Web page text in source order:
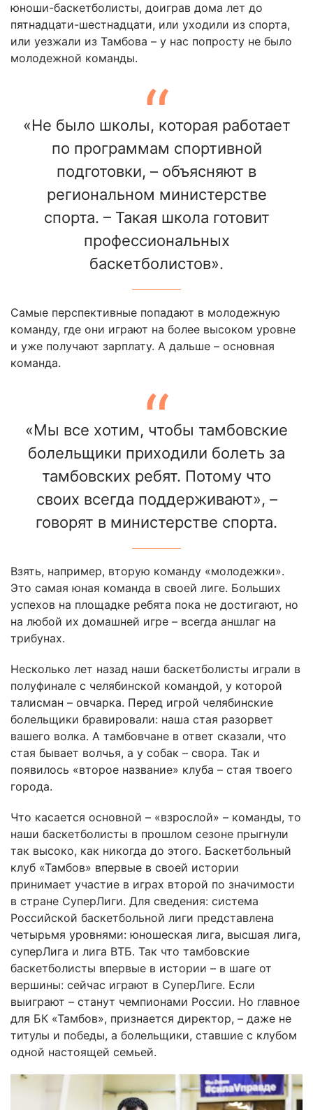
юноши-баскетболисты, доиграв дома лет до
пятнадцати-шестнадцати, или уходили из спорта,
или уезжали из Тамбова – у нас попросту не было
молодежной команды.
«Не было школы, которая работает
по программам спортивной
подготовки, – объясняют в
региональном министерстве
спорта. – Такая школа готовит
профессиональных
баскетболистов».
Самые перспективные попадают в молодежную
команду, где они играют на более высоком уровне
и уже получают зарплату. А дальше – основная
команда.
«Мы все хотим, чтобы тамбовские
болельщики приходили болеть за
тамбовских ребят. Потому что
своих всегда поддерживают», –
говорят в министерстве спорта.
Взять, например, вторую команду «молодежки».
Это самая юная команда в своей лиге. Больших
успехов на площадке ребята пока не достигают, но
на любой их домашней игре – всегда аншлаг на
трибунах.
Несколько лет назад наши баскетболисты играли в
полуфинале с челябинской командой, у которой
талисман – овчарка. Перед игрой челябинские
болельщики бравировали: наша стая разорвет
вашего волка. А тамбовчане в ответ сказали, что
стая бывает волчья, а у собак – свора. Так и
появилось «второе название» клуба – стая твоего
города.
Что касается основной – «взрослой» – команды, то
наши баскетболисты в прошлом сезоне прыгнули
так высоко, как никогда до этого. Баскетбольный
клуб «Тамбов» впервые в своей истории
принимает участие в играх второй по значимости
в стране СуперЛиги. Для сведения: система
Российской баскетбольной лиги представлена
четырьмя уровнями: юношеская лига, высшая лига,
суперЛига и лига ВТБ. Так что тамбовские
баскетболисты впервые в истории – в шаге от
вершины: сейчас играют в СуперЛиге. Если
выиграют – станут чемпионами России. Но главное
для БК «Тамбов», признается директор, – даже не
титулы и победы, а болельщики, ставшие с клубом
одной настоящей семьей.